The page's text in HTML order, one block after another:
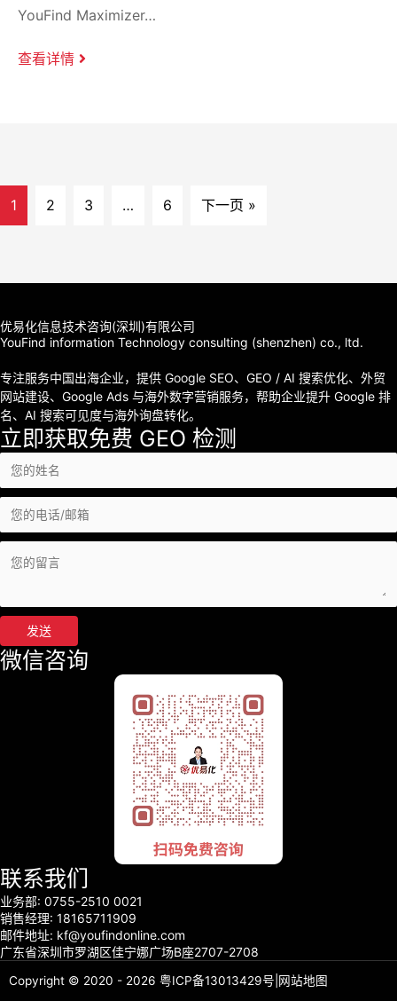
YouFind Maximizer…
查看详情
1 2 3 … 6 下一页 »
优易化信息技术咨询(深圳)有限公司
YouFind information Technology consulting (shenzhen) co., ltd.
专注服务中国出海企业，提供 Google SEO、GEO / AI 搜索优化、外贸
网站建设、Google Ads 与海外数字营销服务，帮助企业提升 Google 排
名、AI 搜索可见度与海外询盘转化。
立即获取免费 GEO 检测
发送
微信咨询
联系我们
业务部: 0755-2510 0021
销售经理: 18165711909
邮件地址: kf@youfindonline.com
广东省深圳市罗湖区佳宁娜广场B座2707-2708
Copyright © 2020 - 2026 粤ICP备13013429号 网站地图